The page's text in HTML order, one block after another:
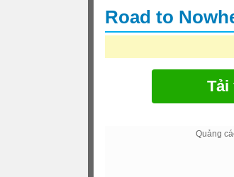
Road to
Tải